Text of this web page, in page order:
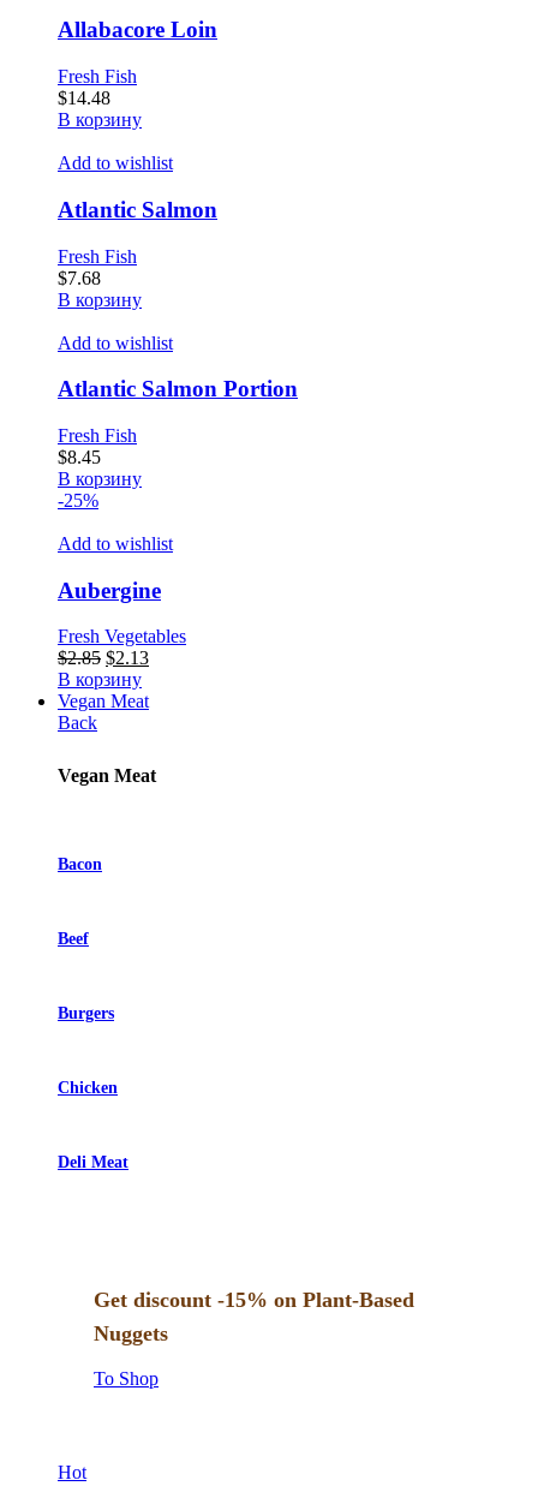
Allabacore Loin
Fresh Fish
$14.48
В корзину
Add to wishlist
Atlantic Salmon
Fresh Fish
$7.68
В корзину
Add to wishlist
Atlantic Salmon Portion
Fresh Fish
$8.45
В корзину
-25%
Add to wishlist
Aubergine
Fresh Vegetables
$2.85 Первоначальная
цена
составляла
$2.13Текущая
$2.13.
В корзину
Vegan Meat
Back
Vegan Meat
Bacon
Beef
Burgers
Chicken
Deli Meat
Get discount -15% on Plant-Based
Nuggets
To Shop
Hot